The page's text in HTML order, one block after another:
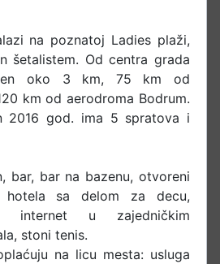
na poznatoj Ladies plaži,
šetalistem. Od centra grada
oko 3 km, 75 km od
km od aerodroma Bodrum.
2016 god. ima 5 spratova i
bar, bar na bazenu, otvoreni
sa delom za decu,
internet u zajedničkim
stoni tenis.
na licu mesta: usluga